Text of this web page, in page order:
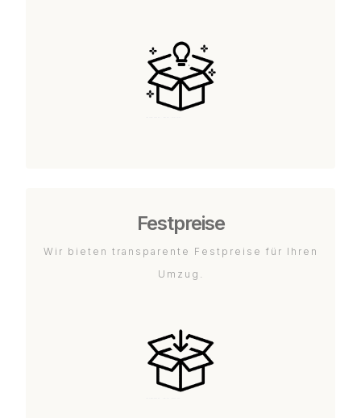
Festpreise
Wir bieten transparente Festpreise für Ihren
Umzug.